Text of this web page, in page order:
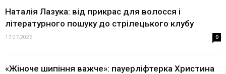
Наталія Лазука: від прикрас для волосся і
літературного пошуку до стрілецького клубу
17.07.2026 0
«Жіноче шипіння важче»: пауерліфтерка Христина